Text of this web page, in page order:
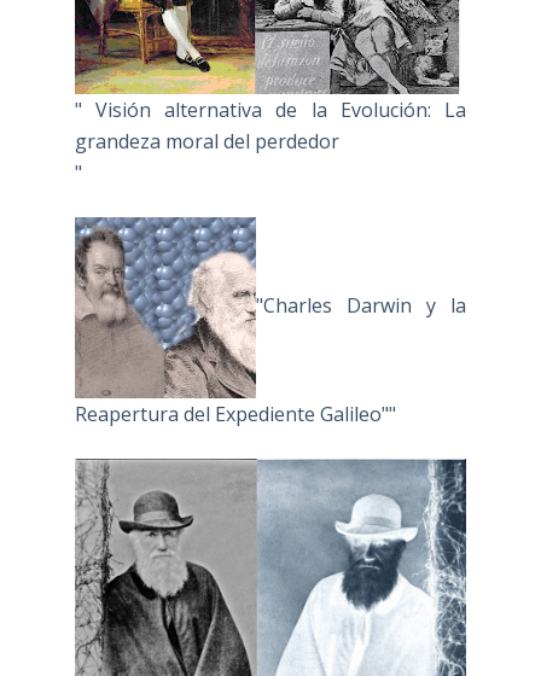
" Visión alternativa de la Evolución: La
grandeza moral del perdedor
"
"Charles Darwin y la
Reapertura del Expediente Galileo""